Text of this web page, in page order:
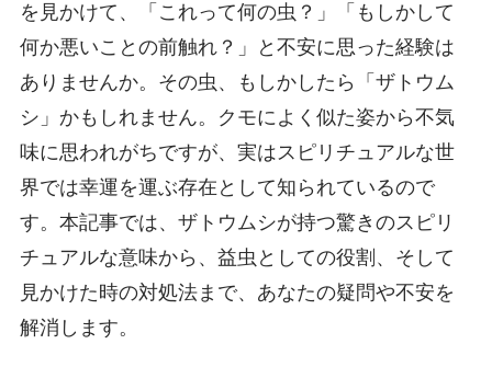
を見かけて、「これって何の虫？」「もしかして
何か悪いことの前触れ？」と不安に思った経験は
ありませんか。その虫、もしかしたら「ザトウム
シ」かもしれません。クモによく似た姿から不気
味に思われがちですが、実はスピリチュアルな世
界では幸運を運ぶ存在として知られているので
す。本記事では、ザトウムシが持つ驚きのスピリ
チュアルな意味から、益虫としての役割、そして
見かけた時の対処法まで、あなたの疑問や不安を
解消します。